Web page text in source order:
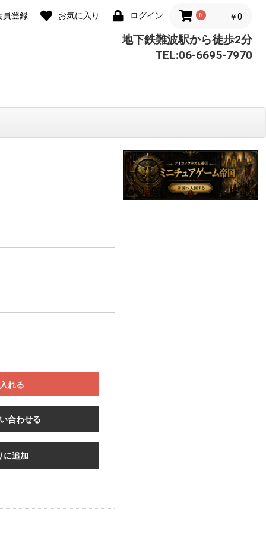
員登録 お気に入り ログイン 0 ￥0
地下鉄難波駅から徒歩2分
TEL:06-6695-7970
れる
合わせる
に追加